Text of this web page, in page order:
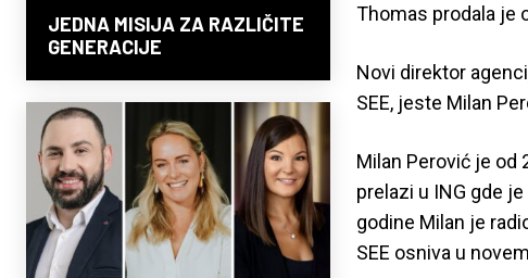
JEDNA MISIJA ZA RAZLIČITE
GENERACIJE
Thomas prodala je
Novi direktor
SEE, jeste Milan
Milan Perović je od
prelazi u ING gde
godine Milan je
SEE osniva u